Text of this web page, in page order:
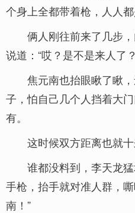
个身上全都带着枪，人人都
俩人刚往前来了几步
说道：“哎？是不是来人了
焦元南也抬眼瞅了瞅
子，怕自己几个人挡着大
有。
这时候双方距离也就十
谁都没料到，李天龙
手枪，抬手就对准人群，
南！”